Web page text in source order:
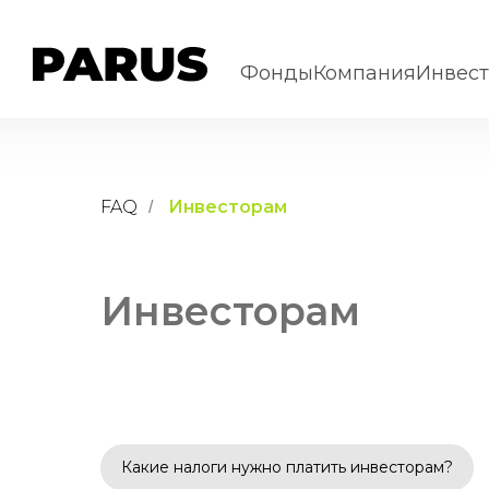
ФондыКомпания
FAQ / Инвесторам
Инвесторам
Какие налоги нужно платить инвесторам?